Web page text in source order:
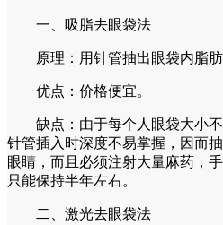
一、吸脂去眼袋法
原理：用针管抽出眼袋内脂肪
优点：价格便宜。
缺点：由于每个人眼袋大小不
针管插入时深度不易掌握，因而
眼睛，而且必须注射大量麻药，
只能保持半年左右。
二、激光去眼袋法